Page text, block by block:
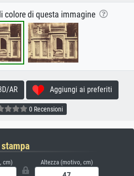
colore di questa immagine
AR Aggiungi ai preferiti
0 Recensioni
cm) Altezza (motivo, cm)